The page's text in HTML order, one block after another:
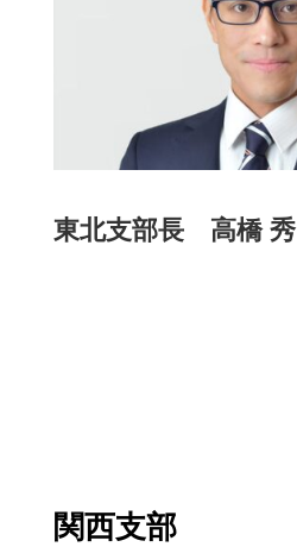
東北支部長 高橋 秀
関西支部